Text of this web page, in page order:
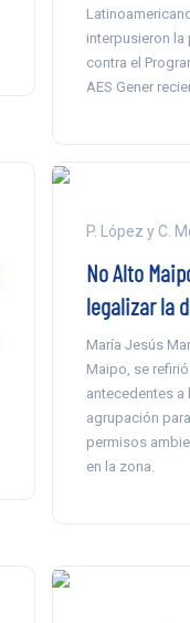
interpusieron la
contra el
AES Gener
P. López y C.
No Alto
legalizar la
María Jesús
Maipo, se
antecedentes a
agrupación
permisos
en la zona.